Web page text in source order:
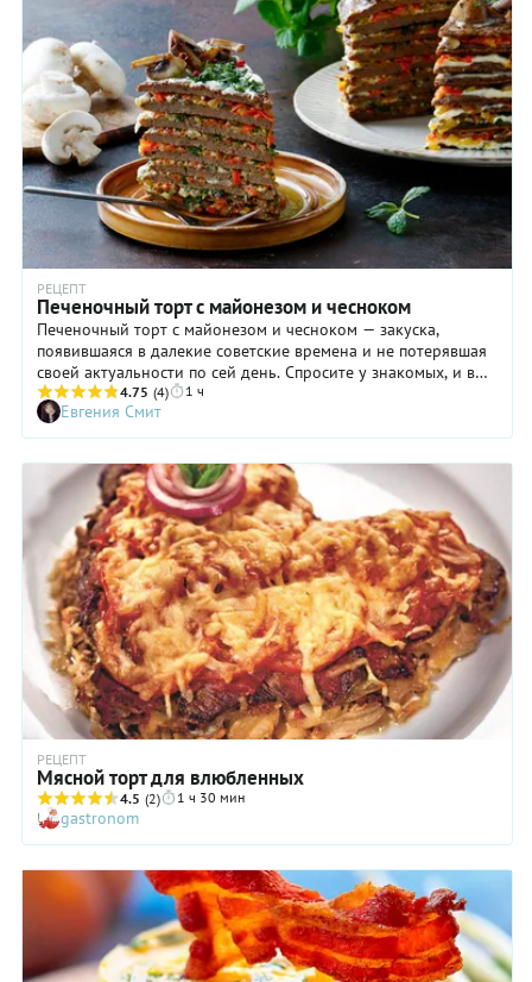
РЕЦЕПТ
Печеночный торт с майонезом и чесноком
Печеночный торт с майонезом и чесноком — закуска,
появившаяся в далекие советские времена и не потерявшая
своей актуальности по сей день. Спросите у знакомых, и вы
убедитесь, что многие подают это блюдо на праздничный
стол и сегодня, как говорится, «по просьбе зрителей».
Вполне предсказуемо: печеночный торт, пропитанный
майонезом с чесноком и прослоенный жареными овощами,
действительно очень вкусный, ароматный и аппетитный.
Вопрос, сколько можно хранить эту закуску, совершенно
бессмысленный: блюдо исчезает со стола с фантастической
скоростью.
4.75 (4) 1 ч
Евгения Смит
РЕЦЕПТ
Мясной торт для влюбленных
4.5 (2) 1 ч 30 мин
gastronom